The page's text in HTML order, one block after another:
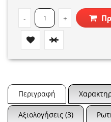
- +
Περιγραφή
Αξιολογήσεις (3)